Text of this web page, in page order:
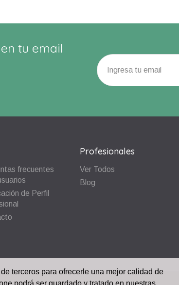
tu email
frecuentes
de Perfil
Profesionales
Ver Todos
Blog
terceros para ofrecerle una mejor calidad de
podrá ser guardado y tratado en nuestras